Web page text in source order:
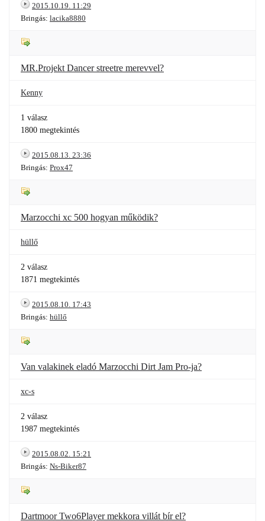
2015.10.19. 11:29
Bringás: lacika8880
MR.Projekt Dancer streetre merevvel?
Kenny
1 válasz
1800 megtekintés
2015.08.13. 23:36
Bringás: Prox47
Marzocchi xc 500 hogyan működik?
hüllő
2 válasz
1871 megtekintés
2015.08.10. 17:43
Bringás: hüllő
Van valakinek eladó Marzocchi Dirt Jam Pro-ja?
xc-s
2 válasz
1987 megtekintés
2015.08.02. 15:21
Bringás: Ns-Biker87
Dartmoor Two6Player mekkora villát bír el?